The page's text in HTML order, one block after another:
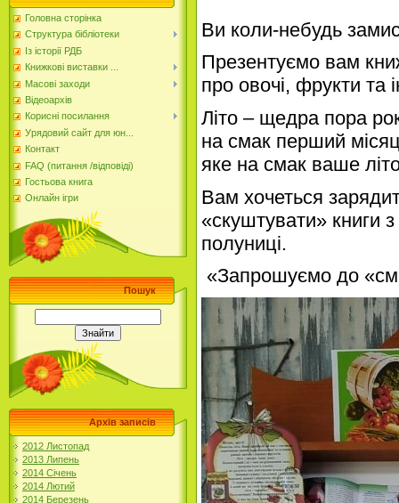
Головна сторінка
Структура бібліотеки
Із історії РДБ
Книжкові виставки ...
Масові заходи
Відеоархів
Корисні посилання
Урядовий сайт для юн...
Контакт
FAQ (питання /відповіді)
Гостьова книга
Онлайн ігри
Пошук
Архів записів
2012 Листопад
2013 Липень
2014 Січень
2014 Лютий
2014 Березень
Ви коли-небудь
Презентуємо вам
про овочі, фрукти та
Літо – щедра пора
на смак перший
яке на смак ваше
Вам хочеться
«скуштувати» книги
полуниці.
«Запрошуємо до